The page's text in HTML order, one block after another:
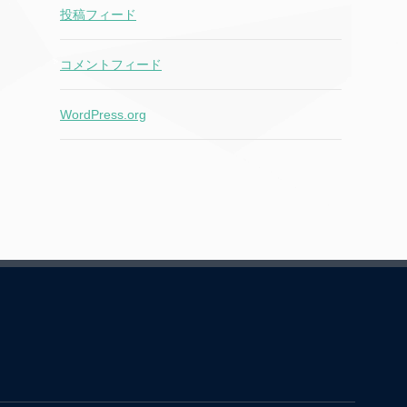
投稿フィード
コメントフィード
WordPress.org